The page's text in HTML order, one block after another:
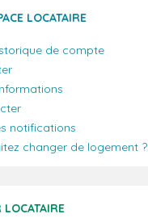
LOCATAIRE
de compte
notifications
changer de logement ?
LOCATAIRE